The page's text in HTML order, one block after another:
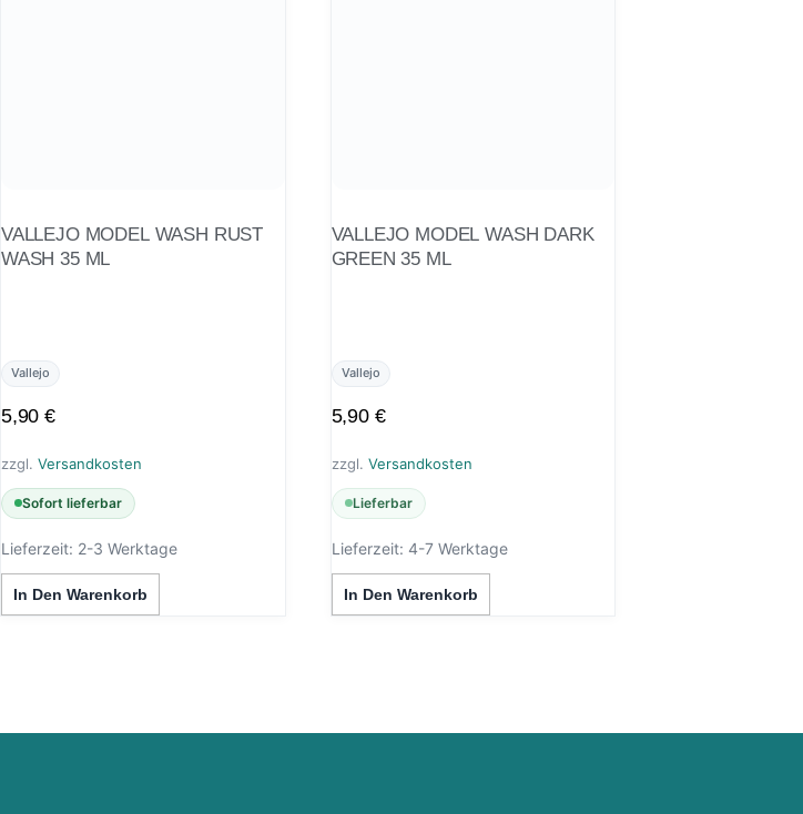
VALLEJO MODEL WASH RUST
WASH 35 ML
Vallejo
5,90€
zzgl. Versandkosten
Sofort lieferbar
Lieferzeit: 2-3 Werktage
In Den Warenkorb
VALLEJO MODEL WASH DARK
GREEN 35 ML
Vallejo
5,90 €
zzgl. Versandkosten
Lieferbar
Lieferzeit: 4-7 Werktage
In Den Warenkorb